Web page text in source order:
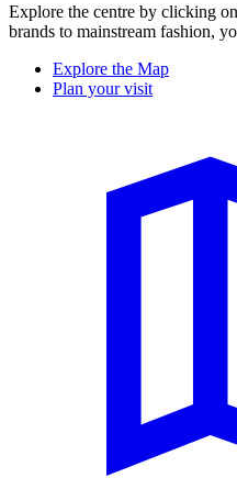
Explore the centre by clicking
brands to mainstream fashion,
Explore the Map
Plan your visit